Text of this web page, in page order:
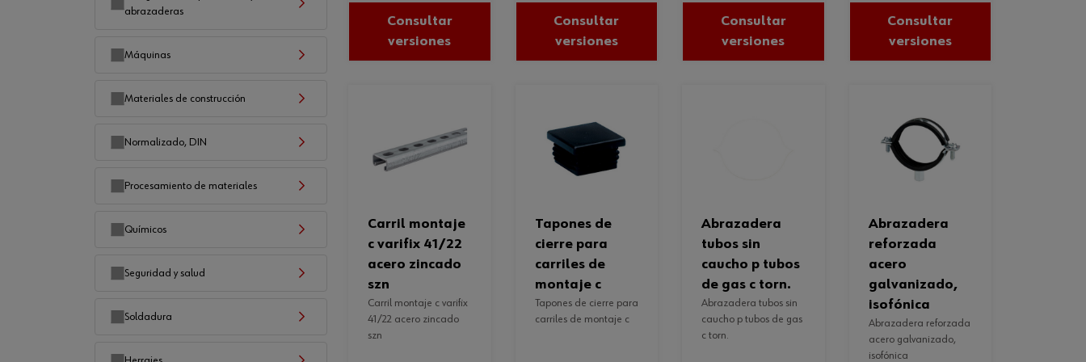
Consultar
versiones
Consultar
versiones
Consultar
versiones
Consultar
versiones
carril montaje
c varifix 41/22
acero zincado
szn
carril montaje c varifix
41/22 acero zincado
szn
tapones de
cierre para
carriles de
montaje c
tapones de cierre para
carriles de montaje c
abrazadera
tubos sin
caucho p tubos
de gas c torn.
abrazadera tubos sin
caucho p tubos de gas
c torn.
abrazadera
reforzada
acero
galvanizado,
isofónica
abrazadera reforzada
acero galvanizado,
isofónica
abrazaderas
Máquinas
Materiales de construcción
Normalizado, DIN
Procesamiento de materiales
Químicos
Seguridad y salud
Soldadura